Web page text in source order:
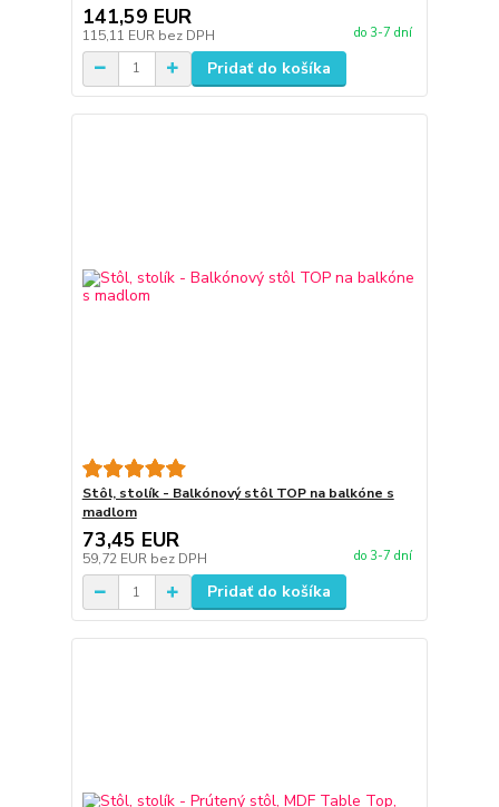
141,59 EUR
115,11 EUR bez DPH do 3-7 dní
Pridať do košíka
Stôl, stolík - Balkónový stôl TOP na balkóne s
madlom
73,45 EUR
59,72 EUR bez DPH do 3-7 dní
Pridať do košíka